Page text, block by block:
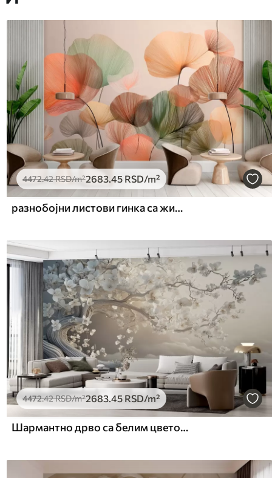
4472.42RSD/m²2683.45 RSD/m²
разнобојни листови гинка са жилама
4472.42RSD/m²2683.45 RSD/m²
Шармантно дрво са белим цветовима на позадини облака у занимљивом стилу у деликатним топлим бојама